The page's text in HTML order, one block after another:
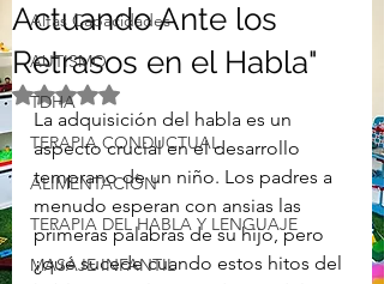
Altas Capacidades
AUTISMO
TDHA
TERAPIA CONDUCTUAL
ALIMENTACIÓN
TERAPIA DEL HABLA Y LENGUAJE
MASAJE INFANTIL
Actuando Ante los
Retrasos en el Habla"
Obtuvo NaN de 5 estrellas.
La adquisición del habla es un
aspecto crucial en el desarrollo
temprano de un niño. Los padres a
menudo esperan con ansias las
primeras palabras de su hijo, pero
¿qué sucede cuando estos hitos del